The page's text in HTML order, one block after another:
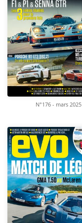
N°176 - mars 2025